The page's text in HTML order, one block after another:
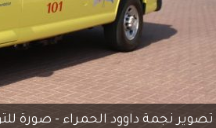
تصوير نجمة داوود الحمراء - صورة